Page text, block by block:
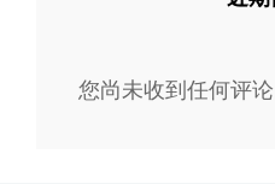
您尚未收到任何评论